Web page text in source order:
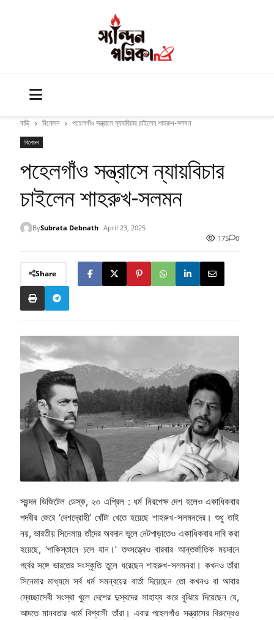
বাড়ি বিনোদন পহেলগাঁও সন্ত্রাসে ন্যায়বিচার চাইলেন শাহরুখ-সলমন
বিনোদন
পহেলগাঁও সন্ত্রাসে ন্যায়বিচার
চাইলেন শাহরুখ-সলমন
BySubrata Debnath April 23, 2025
175
0
Share
স্যন্দন ডিজিটেল ডেস্ক, ২৩ এপ্রিল : ধর্ম নিরপেক্ষ দেশ হলেও একাধিকবার
পদবীর জেরে ‘দেশদ্রোহী’ খোঁটা খেতে হয়েছে শাহরুখ-সলমনদের। শুধু তাই
নয়, ভারতীয় সিনেমায় তাঁদের অবদান ভুলে নেটপাড়াতেও একাধিকবার দাবি করা
হয়েছে, ‘পাকিস্তানে চলে যান।’ তৎসত্ত্বেও বারবার আন্তর্জাতিক ময়দানে
গর্বের সঙ্গে ভারতের সংস্কৃতি তুলে ধরেছেন শাহরুখ-সলমনরা। কখনও তাঁরা
সিনেমার মাধ্যমে সর্ব ধর্ম সমন্বয়ের বার্তা দিয়েছেন তো কখনও বা আবার
স্বেচ্ছাসেবী সংস্থা খুলে দেশের দুস্থদের সাহায্য করে বুঝিয়ে দিয়েছেন যে,
আদতে মানবতার ধর্মে বিশ্বাসী তাঁরা। এবার পহেলগাঁও সন্ত্রাসের বিরুদ্ধেও